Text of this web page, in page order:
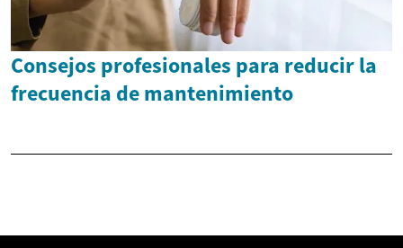
Consejos profesionales para reducir la
frecuencia de mantenimiento